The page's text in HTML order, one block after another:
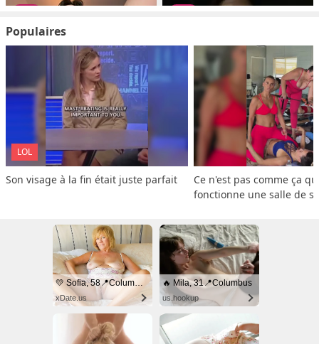
Populaires
LOL
Son visage à la fin était juste parfait
Ce n'est pas comme ça
fonctionne une salle de